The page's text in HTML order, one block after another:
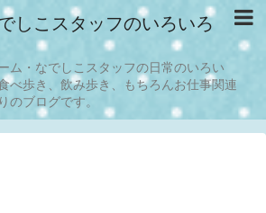
しこスタッフのいろいろ
ム・なでしこスタッフの日常のいろい
べ歩き、飲み歩き、もちろんお仕事関連
のブログです。